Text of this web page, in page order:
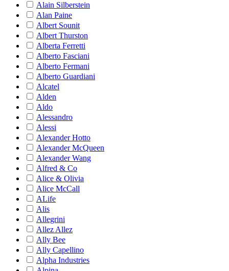
Alain Silberstein
Alan Paine
Albert Sounit
Albert Thurston
Alberta Ferretti
Alberto Fasciani
Alberto Fermani
Alberto Guardiani
Alcatel
Alden
Aldo
Alessandro
Alessi
Alexander Hotto
Alexander McQueen
Alexander Wang
Alfred & Co
Alice & Olivia
Alice McCall
ALife
Alis
Allegrini
Allez Allez
Ally Bee
Ally Capellino
Alpha Industries